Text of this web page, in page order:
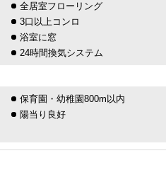
全居室フローリング
3口以上コンロ
浴室に窓
24時間換気システム
保育園・幼稚園800m以内
陽当り良好